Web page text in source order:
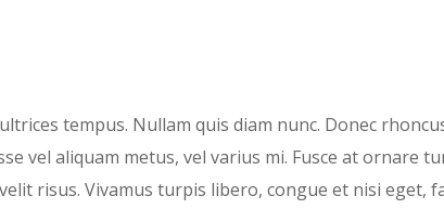
tempus. Nullam quis diam nunc. Donec
vel aliquam metus, vel varius mi. Fusce at ornare
risus. Vivamus turpis libero, congue et nisi eget,